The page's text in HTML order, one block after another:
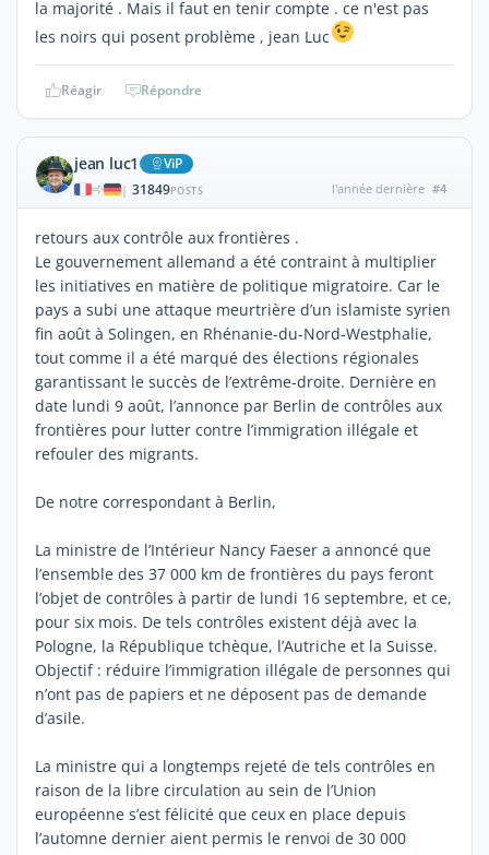
la majorité . Mais il faut en tenir compte . ce n'est pas
les noirs qui posent problème , jean Luc
Réagir Répondre
jean luc1 ViP
| 31849POSTS l'année dernière #4
retours aux contrôle aux frontières .
Le gouvernement allemand a été contraint à multiplier
les initiatives en matière de politique migratoire. Car le
pays a subi une attaque meurtrière d’un islamiste syrien
fin août à Solingen, en Rhénanie-du-Nord-Westphalie,
tout comme il a été marqué des élections régionales
garantissant le succès de l’extrême-droite. Dernière en
date lundi 9 août, l’annonce par Berlin de contrôles aux
frontières pour lutter contre l’immigration illégale et
refouler des migrants.
De notre correspondant à Berlin,
La ministre de l’Intérieur Nancy Faeser a annoncé que
l’ensemble des 37 000 km de frontières du pays feront
l’objet de contrôles à partir de lundi 16 septembre, et ce,
pour six mois. De tels contrôles existent déjà avec la
Pologne, la République tchèque, l’Autriche et la Suisse.
Objectif : réduire l’immigration illégale de personnes qui
n’ont pas de papiers et ne déposent pas de demande
d’asile.
La ministre qui a longtemps rejeté de tels contrôles en
raison de la libre circulation au sein de l’Union
européenne s’est félicité que ceux en place depuis
l’automne dernier aient permis le renvoi de 30 000